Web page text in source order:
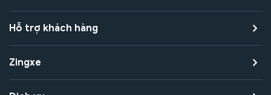
Hỗ trợ khách hàng
Zingxe